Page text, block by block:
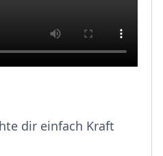
dir einfach Kraft